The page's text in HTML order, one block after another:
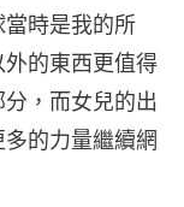
時是我的所
的東西更值得
，而女兒的出
的力量繼續網